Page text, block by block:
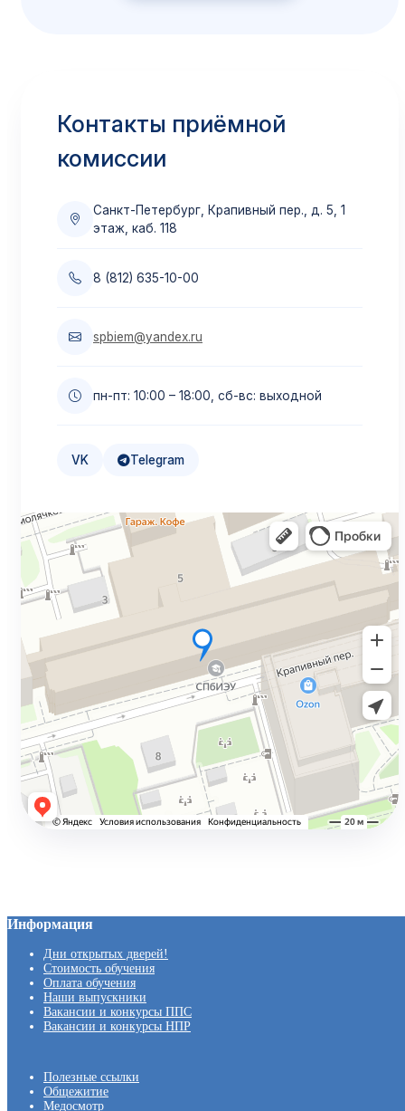
Приём по переводу
Подробнее →
Материнский капитал
Образовательный кредит
Верните до 13%
Подробнее →
Дистанционное обучение
Контакты приёмной
комиссии
Санкт-Петербург, Крапивный пер., д. 5, 1
этаж, каб. 118
8 (812) 635-10-00
spbiem@yandex.ru
пн-пт: 10:00 – 18:00, сб-вс: выходной
VK Telegram
Информация
Дни открытых дверей!
Стоимость обучения
Оплата обучения
Наши выпускники
Вакансии и конкурсы ППС
Вакансии и конкурсы НПР
Полезные ссылки
Общежитие
Медосмотр